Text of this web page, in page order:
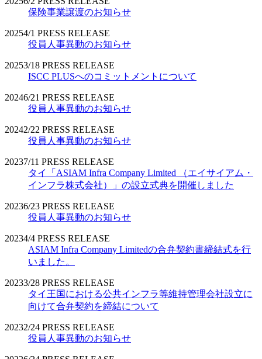
保険事業譲渡のお知らせ
20254/1 PRESS RELEASE
役員人事異動のお知らせ
20253/18 PRESS RELEASE
ISCC PLUSへのコミットメントについて
20246/21 PRESS RELEASE
役員人事異動のお知らせ
20242/22 PRESS RELEASE
役員人事異動のお知らせ
20237/11 PRESS RELEASE
タイ「ASIAM Infra Company Limited （エイサイアム・
インフラ株式会社）」の設立式典を開催しました
20236/23 PRESS RELEASE
役員人事異動のお知らせ
20234/4 PRESS RELEASE
ASIAM Infra Company Limitedの合弁契約書締結式を行
いました。
20233/28 PRESS RELEASE
タイ王国における公共インフラ等維持管理会社設立に
向けて合弁契約を締結について
20232/24 PRESS RELEASE
役員人事異動のお知らせ